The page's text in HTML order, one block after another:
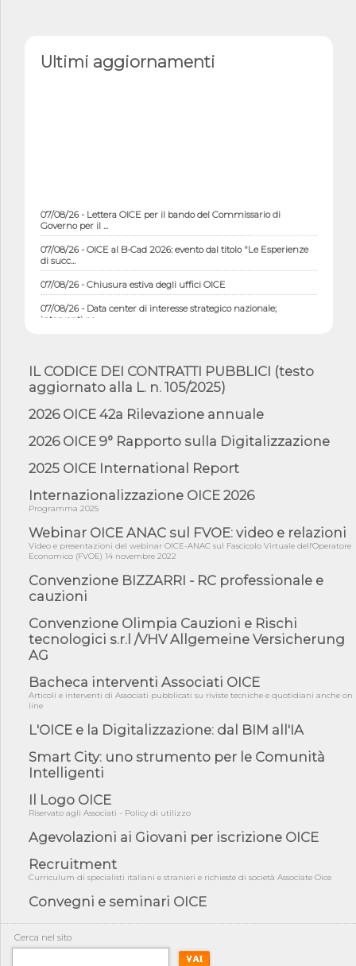
Ultimi aggiornamenti
07/08/26 - Lettera OICE per il bando del Commissario di
Governo per il ...
07/08/26 - OICE al B-Cad 2026: evento dal titolo "Le Esperienze
di succ...
07/08/26 - Chiusura estiva degli uffici OICE
07/08/26 - Data center di interesse strategico nazionale;
interventi pe...
07/08/26 - Ponte sullo Stretto di Messina: deliberata la
sussistenza di...
07/08/26 - Tunnel Brennero, dal Cipess via libera al quinto lotto
costr...
06/08/26 - Istat, produzione industriale in calo dell'1% a giugno,
06/08/26 - Dal 3 agosto in vigore l'obbligo di energie rinnovabili
con ...
06/08/26 - DL PA approvato in Cdm: contributi per
riqualificazione sism...
06/08/26 - CdM: approvato il d.lgs. di adeguamento all’AI Act in
mate...
06/08/26 - DDL delegazione europea in Cdm per recepimento
norme UE in m...
05/08/26 - DL Infrastrutture e PNRR è legge: approvata oggi la
fiducia...
05/08/26 - Focus OICE sul DDL di riforma della responsabilità
05/08/26 - Anac: pubblicata la Relazione illustrativa al Bando tipo
2 s...
05/08/26 - SAVE THE DATE: Assemblea Pubblica Confindustria
Professioni ...
05/08/26 - Successo OICE per il bando della Città metropolitana
di Reg...
05/08/26 - Lettera OICE per il bando della Giunta Regionale della
Campa...
04/08/26 - DL PA: previste cancellazioni da elenchi professionisti
per ...
04/08/26 - International Sustainable Buildings Competition -
COP31, An...
04/08/26 - CdS, project financing: progetto di fattibilità da
impugnar...
04/08/26 - Rapporto Anac corruzione 2020-2026: procedimenti
IL CODICE DEI CONTRATTI PUBBLICI (testo
aggiornato alla L. n. 105/2025)
2026 OICE 42a Rilevazione annuale
2026 OICE 9° Rapporto sulla Digitalizzazione
2025 OICE International Report
Internazionalizzazione OICE 2026
Programma 2025
Webinar OICE ANAC sul FVOE: video e relazioni
Video e presentazioni del webinar OICE-ANAC sul Fascicolo Virtuale dell'Operatore
Economico (FVOE) 14 novembre 2022
Convenzione BIZZARRI - RC professionale e
cauzioni
Convenzione Olimpia Cauzioni e Rischi
tecnologici s.r.l /VHV Allgemeine Versicherung
AG
Bacheca interventi Associati OICE
Articoli e interventi di Associati pubblicati su riviste tecniche e quotidiani anche on
line
L'OICE e la Digitalizzazione: dal BIM all'IA
Smart City: uno strumento per le Comunità
Intelligenti
Il Logo OICE
Riservato agli Associati - Policy di utilizzo
Agevolazioni ai Giovani per iscrizione OICE
Recruitment
Curriculum di specialisti italiani e stranieri e richieste di società Associate Oice
Convegni e seminari OICE
Cerca nel sito